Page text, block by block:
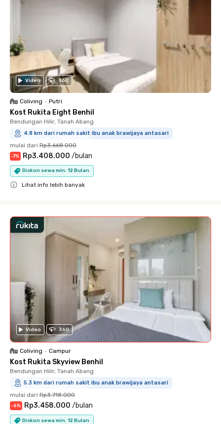
Video 360
Coliving • Putri
Kost Rukita Eight Benhil
Bendungan Hilir, Tanah Abang
4.8 km dari rumah sakit ibu anak brawijaya antasari
mulai dari Rp3.668.000
-7% Rp3.408.000 /bulan
Diskon sewa min. 12 Bulan
Lihat info lebih banyak
Video 360
Coliving • Campur
Kost Rukita Skyview Benhil
Bendungan Hilir, Tanah Abang
5.3 km dari rumah sakit ibu anak brawijaya antasari
mulai dari Rp3.718.000
-6% Rp3.458.000 /bulan
Diskon sewa min. 12 Bulan